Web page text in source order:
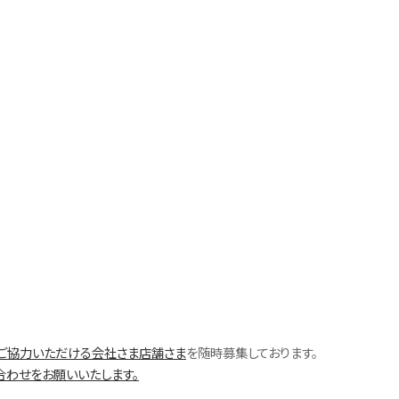
協力いただける会社さま店舗さまを随時募集しております。
せをお願いいたします。